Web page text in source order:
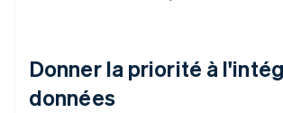
Donner la priorité à
données